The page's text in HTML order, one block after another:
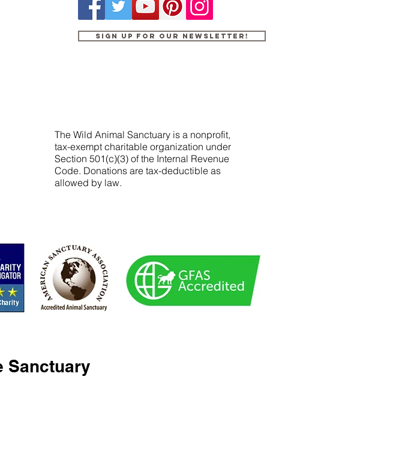
Sign up for our newsletter!
The Wild Animal Sanctuary is a nonprofit,
tax-exempt charitable organization under
Section 501(c)(3) of the Internal Revenue
Code. Donations are tax-deductible as
allowed by law.
Sanctuary